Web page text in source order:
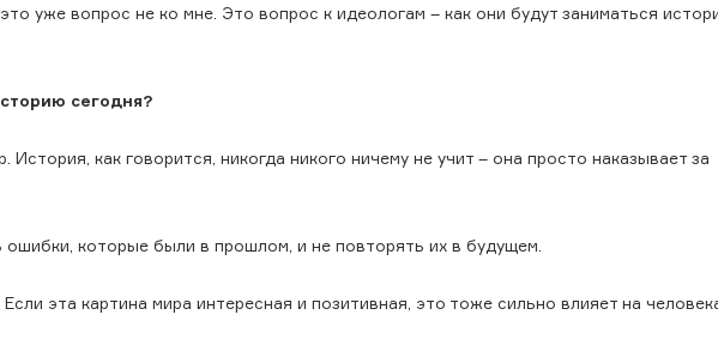
уже вопрос не ко мне. Это вопрос к идеологам – как они будут заниматься
сегодня?
как говорится, никогда никого ничему не учит – она просто наказывает за
которые были в прошлом, и не повторять их в будущем.
эта картина мира интересная и позитивная, это тоже сильно влияет на